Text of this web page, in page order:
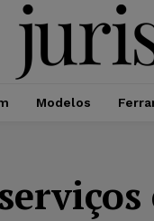
Modelos